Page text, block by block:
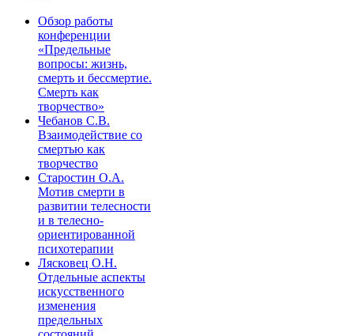
Обзор работы
конференции
«Предельные
вопросы: жизнь,
смерть и бессмертие.
Смерть как
творчество»
Чебанов С.В.
Взаимодействие со
смертью как
творчество
Старостин О.А.
Мотив смерти в
развитии телесности
и в телесно-
ориентированной
психотерапии
Лясковец О.Н.
Отдельные аспекты
искусственного
изменения
предельных